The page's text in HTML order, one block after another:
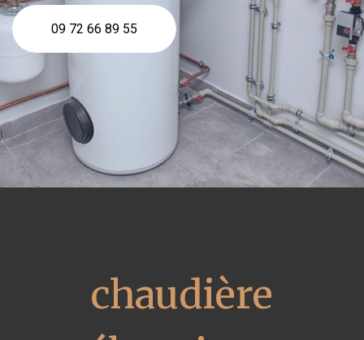
09 72 66 89 55
chaudière